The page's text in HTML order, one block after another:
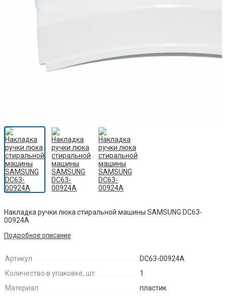
Накладка ручки люка стиральной машины SAMSUNG DC63-
00924A
Подробное описание
Артикул
DC63-00924A
Количество в упаковке, шт
1
Материал
пластик